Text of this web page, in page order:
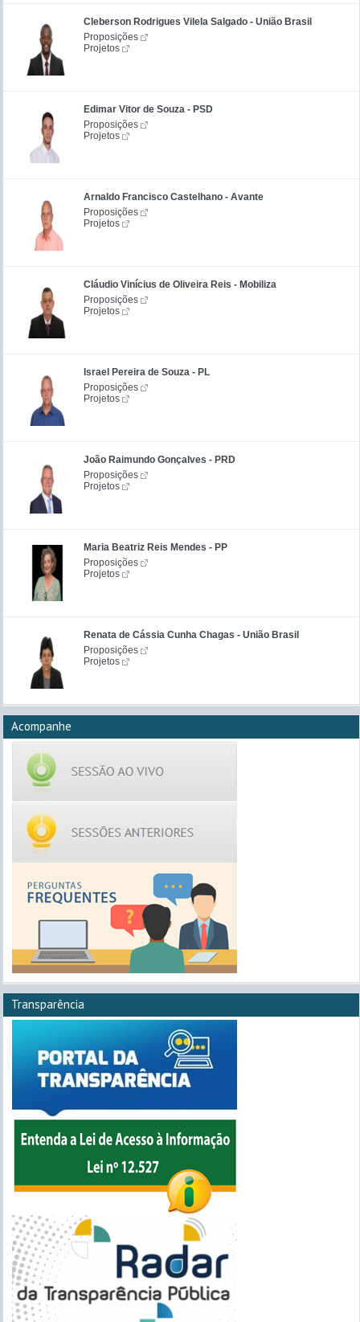
Cleberson Rodrigues Vilela Salgado - União Brasil
Proposições
Projetos
Edimar Vitor de Souza - PSD
Proposições
Projetos
Arnaldo Francisco Castelhano - Avante
Proposições
Projetos
Cláudio Vinícius de Oliveira Reis - Mobiliza
Proposições
Projetos
Israel Pereira de Souza - PL
Proposições
Projetos
João Raimundo Gonçalves - PRD
Proposições
Projetos
Maria Beatriz Reis Mendes - PP
Proposições
Projetos
Renata de Cássia Cunha Chagas - União Brasil
Proposições
Projetos
Acompanhe
Transparência